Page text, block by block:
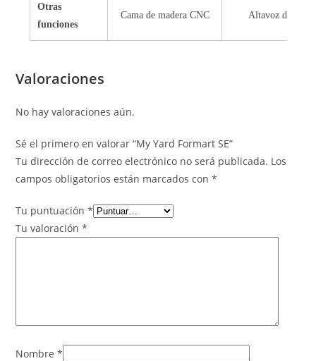
Otras
funciones
Cama de madera CNC Altavoz de alerta
Valoraciones
No hay valoraciones aún.
Sé el primero en valorar “My Yard Formart SE”
Tu dirección de correo electrónico no será publicada. Los
campos obligatorios están marcados con*
Tu puntuación*
Tu valoración*
Nombre*